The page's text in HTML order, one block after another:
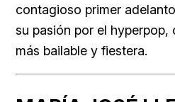
contagioso primer
su pasión por el
más bailable y fiestera.